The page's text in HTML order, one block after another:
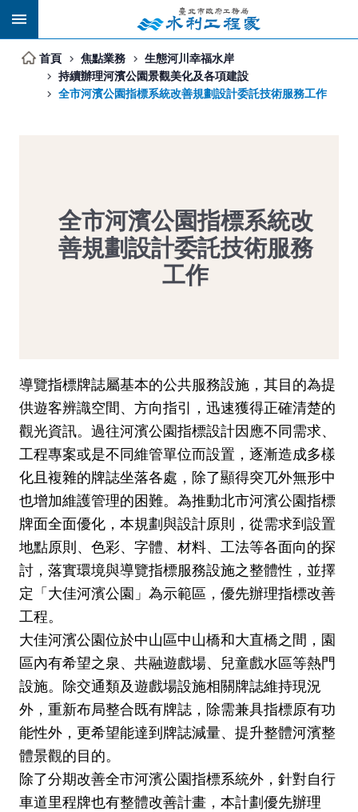
跳到主要內容區塊
首頁 焦點業務
生態河川幸福水岸
持續辦理河濱公園景觀美化及各項建設
全市河濱公園指標系統改善規劃設計委託技術服務工作
全市河濱公園指標系統改
善規劃設計委託技術服務
工作
導覽指標牌誌屬基本的公共服務設施，其目的為提
供遊客辨識空間、方向指引，迅速獲得正確清楚的
觀光資訊。過往河濱公園指標設計因應不同需求、
工程專案或是不同維管單位而設置，逐漸造成多樣
化且複雜的牌誌坐落各處，除了顯得突兀外無形中
也增加維護管理的困難。為推動北市河濱公園指標
牌面全面優化，本規劃與設計原則，從需求到設置
地點原則、色彩、字體、材料、工法等各面向的探
討，落實環境與導覽指標服務設施之整體性，並擇
定「大佳河濱公園」為示範區，優先辦理指標改善
工程。
大佳河濱公園位於中山區中山橋和大直橋之間，園
區內有希望之泉、共融遊戲場、兒童戲水區等熱門
設施。除交通類及遊戲場設施相關牌誌維持現況
外，重新布局整合既有牌誌，除需兼具指標原有功
能性外，更希望能達到牌誌減量、提升整體河濱整
體景觀的目的。
除了分期改善全市河濱公園指標系統外，針對自行
車道里程牌也有整體改善計畫，本計劃優先辦理